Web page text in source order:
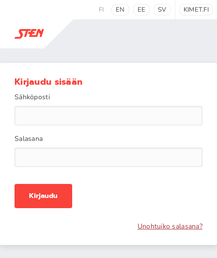
FI EN EE SV KIMET.FI
Kirjaudu sisään
Sähköposti
Salasana
Kirjaudu
Unohtuiko salasana?